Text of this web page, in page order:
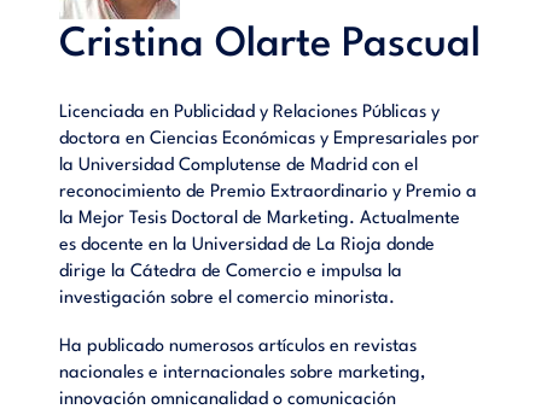
Cristina Olarte Pascual
Licenciada en Publicidad y Relaciones Públicas y
doctora en Ciencias Económicas y Empresariales por
la Universidad Complutense de Madrid con el
reconocimiento de Premio Extraordinario y Premio a
la Mejor Tesis Doctoral de Marketing. Actualmente
es docente en la Universidad de La Rioja donde
dirige la Cátedra de Comercio e impulsa la
investigación sobre el comercio minorista.
Ha publicado numerosos artículos en revistas
nacionales e internacionales sobre marketing,
innovación omnicanalidad o comunicación